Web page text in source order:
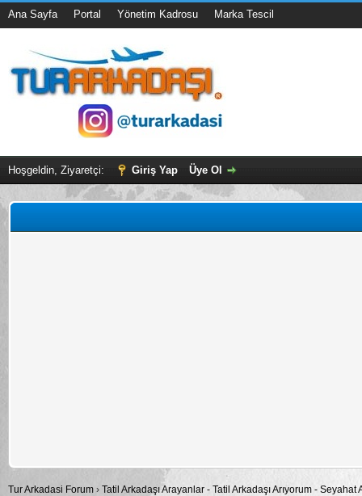
Ana Sayfa Portal Yönetim Kadrosu Marka Tescil
Hoşgeldin, Ziyaretçi: Giriş Yap Üye Ol
Tur Arkadasi Forum › Tatil Arkadaşı Arayanlar - Tatil Arkadaşı Arıyorum -